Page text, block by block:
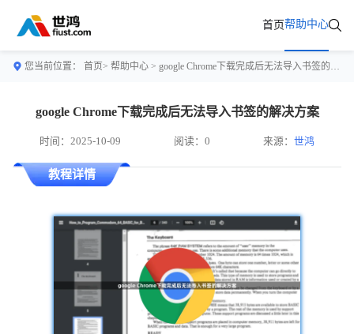
首页帮助中心
您当前位置： 首页> 帮助中心 > google Chrome下载完成后无法导入书签的解决方案
google Chrome下载完成后无法导入书签的解决方案
时间：2025-10-09 阅读：0 来源：世鸿
教程详情